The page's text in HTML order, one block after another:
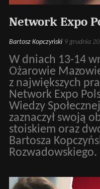
Network Expo
Bartosz Kopczyński 9 grudnia
W dniach 13-14
Ożarowie
z największych
Network Expo
Wiedzy
zaznaczył swoją
stoiskiem oraz
Bartosza
Rozwadowskiego.